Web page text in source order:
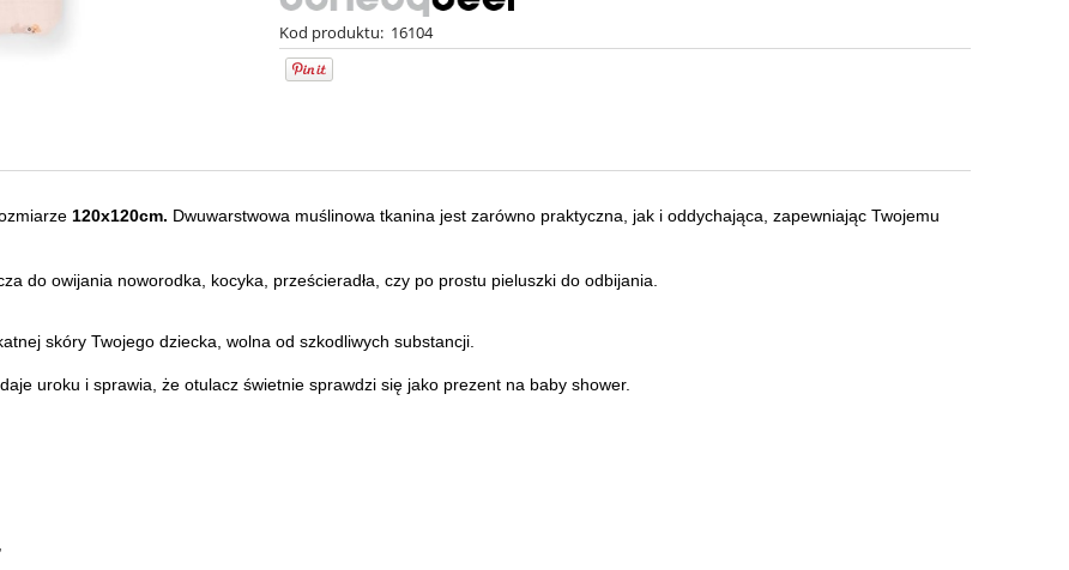
Kod produktu: 16104
120x120cm. Dwuwarstwowa muślinowa tkanina jest zarówno praktyczna, jak i oddychająca, zapewniając Twojemu
do owijania noworodka, kocyka, prześcieradła, czy po prostu pieluszki do odbijania.
skóry Twojego dziecka, wolna od szkodliwych substancji.
uroku i sprawia, że otulacz świetnie sprawdzi się jako prezent na baby shower.